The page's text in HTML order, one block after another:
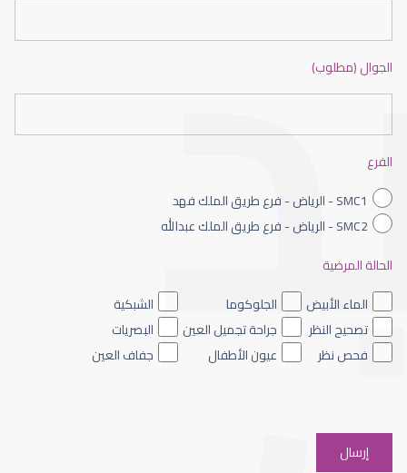
ضعف نظر الاطفال
ضعف نظر العين اليسرى
الجوال (مطلوب)
الفرع
SMC1 - الرياض - فرع طريق الملك فهد
SMC2 - الرياض - فرع طريق الملك عبدالله
الحالة المرضية
الماء الأبيض
الجلوكوما
الشبكية
تصحيح النظر
جراحة تجميل العين
البصريات
فحص نظر
عيون الأطفال جفاف العين